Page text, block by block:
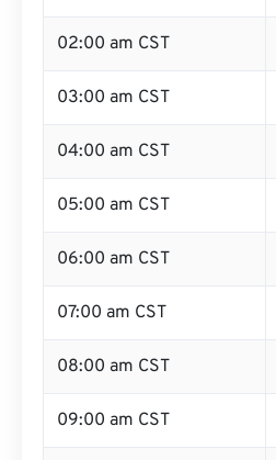
02:00 am CST
03:00 am CST
04:00 am CST
05:00 am CST
06:00 am CST
07:00 am CST
08:00 am CST
09:00 am CST